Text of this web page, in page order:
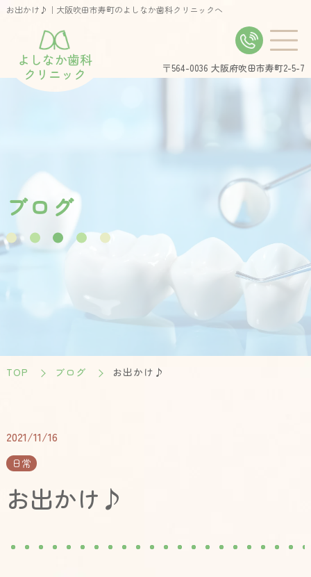
お出かけ♪｜大阪吹田市寿町のよしなか歯科クリニックへ
よしなか歯科
クリニック
〒564-0036 大阪府吹田市寿町2-5-7
ブロ グ
TOP ブログ お出かけ♪
2021/11/16
日常
お出かけ♪